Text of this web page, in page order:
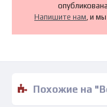
Напишите нам, и
Похожие на "Война с джиннами - Василий